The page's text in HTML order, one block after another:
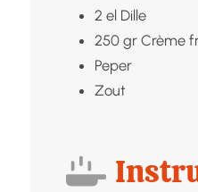
2 el Dille
250 gr Crème
Peper
Zout